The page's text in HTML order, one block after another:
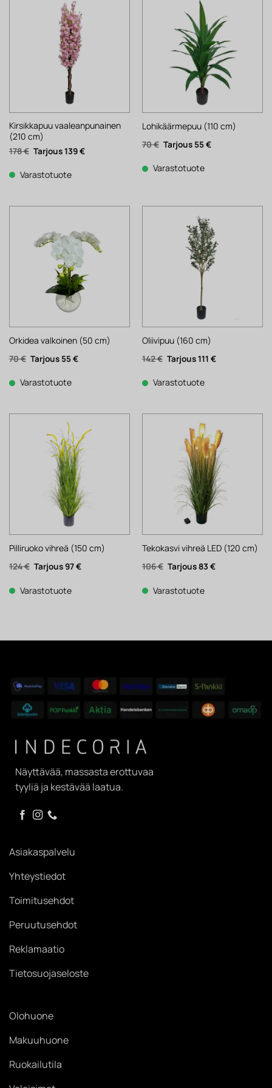
Kirsikkapuu vaaleanpunainen
(210 cm)
178€ Alkuperäinen
hinta
178 €.
139€Nykyinen
Varastotuote
Lohikäärmepuu (110 cm)
70€ Alkuperäinen
hinta
70 €.
55€Nykyinen
Varastotuote
Orkidea valkoinen (50 cm)
70€ Alkuperäinen
hinta
70 €.
55€Nykyinen
Varastotuote
Oliivipuu (160 cm)
142€ Alkuperäinen
hinta
142 €.
111 €Nykyinen
Varastotuote
Pilliruoko vihreä (150 cm)
124€ Alkuperäinen
hinta
124 €.
97€Nykyinen
Varastotuote
Tekokasvi vihreä LED (120 cm)
106€ Alkuperäinen
hinta
106 €.
83 €Nykyinen
Varastotuote
Näyttävää, massasta erottuvaa
tyyliä ja kestävää laatua.
Asiakaspalvelu
Yhteystiedot
Toimitusehdot
Peruutusehdot
Reklamaatio
Tietosuojaseloste
Olohuone
Makuuhuone
Ruokailutila